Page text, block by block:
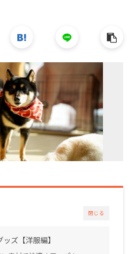
閉じる
ズ【洋服編】